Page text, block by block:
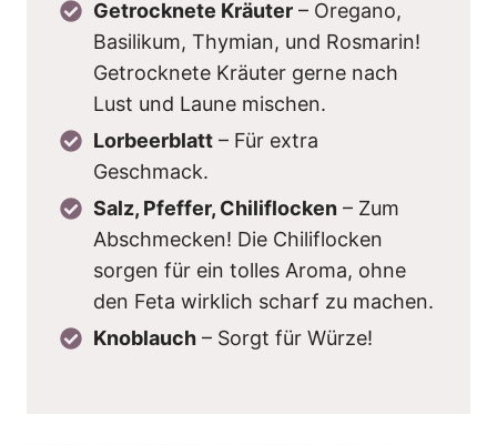
Getrocknete Kräuter – Oregano,
Basilikum, Thymian, und Rosmarin!
Getrocknete Kräuter gerne nach
Lust und Laune mischen.
Lorbeerblatt – Für extra
Geschmack.
Salz, Pfeffer, Chiliflocken – Zum
Abschmecken! Die Chiliflocken
sorgen für ein tolles Aroma, ohne
den Feta wirklich scharf zu machen.
Knoblauch – Sorgt für Würze!